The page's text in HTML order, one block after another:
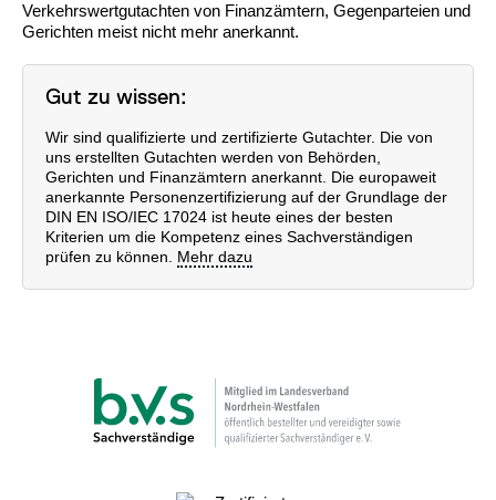
Verkehrswertgutachten von Finanzämtern, Gegenparteien und
Gerichten meist nicht mehr anerkannt.
Gut zu wissen:
Wir sind qualifizierte und zertifizierte Gutachter. Die von
uns erstellten Gutachten werden von Behörden,
Gerichten und Finanzämtern anerkannt. Die europaweit
anerkannte Personenzertifizierung auf der Grundlage der
DIN EN ISO/IEC 17024 ist heute eines der besten
Kriterien um die Kompetenz eines Sachverständigen
prüfen zu können. Mehr dazu